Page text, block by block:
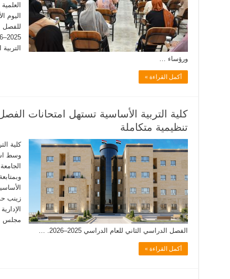
للفصل
ورؤساء …
أكمل القراءة »
كلية التربية الأساسية تستهل امتحانات
تنظيمية متكاملة
كلية
وسط
زينب
مجلس
الفصل الدراسي الثاني للعام الدراسي 2025–2026. …
أكمل القراءة »